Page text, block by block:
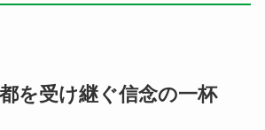
を受け継ぐ信念の一杯